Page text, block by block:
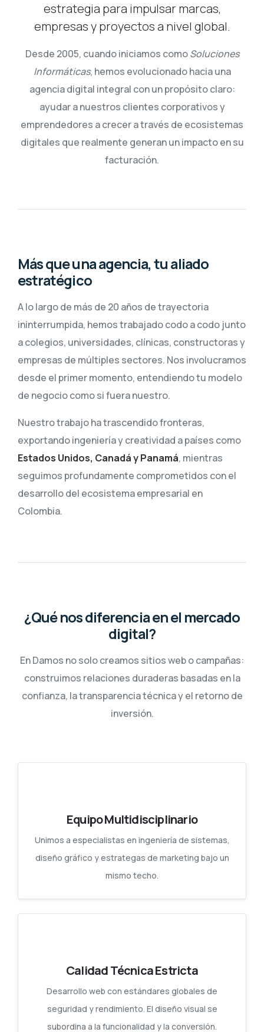
estrategia para impulsar marcas,
empresas y proyectos a nivel global.
Desde 2005, cuando iniciamos comoSoluciones
Informáticas, hemos evolucionado hacia una
agencia digital integral con un propósito claro:
ayudar a nuestros clientes corporativos y
emprendedores a crecer a través de ecosistemas
digitales que realmente generan un impacto en su
facturación.
Más que una agencia, tu aliado
estratégico
A lo largo de más de 20 años de trayectoria
ininterrumpida, hemos trabajado codo a codo junto
a colegios, universidades, clínicas, constructoras y
empresas de múltiples sectores. Nos involucramos
desde el primer momento, entendiendo tu modelo
de negocio como si fuera nuestro.
Nuestro trabajo ha trascendido fronteras,
exportando ingeniería y creatividad a países como
Estados Unidos, Canadá y Panamá, mientras
seguimos profundamente comprometidos con el
desarrollo del ecosistema empresarial en
Colombia.
¿Qué nos diferencia en el mercado
digital?
En Damos no solo creamos sitios web o campañas:
construimos relaciones duraderas basadas en la
confianza, la transparencia técnica y el retorno de
inversión.
Equipo Multidisciplinario
Unimos a especialistas en ingeniería de sistemas,
diseño gráfico y estrategas de marketing bajo un
mismo techo.
Calidad Técnica Estricta
Desarrollo web con estándares globales de
seguridad y rendimiento. El diseño visual se
subordina a la funcionalidad y la conversión.